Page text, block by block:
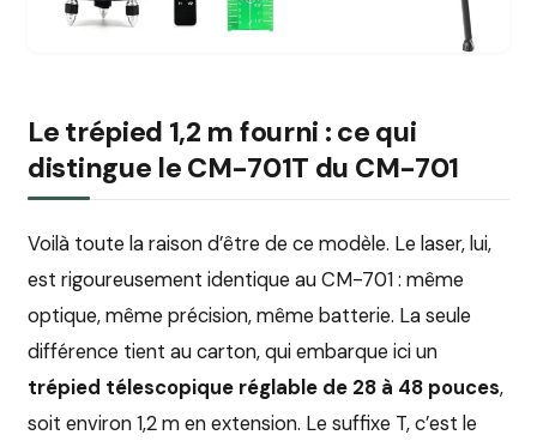
Le trépied 1,2 m fourni : ce qui
distingue le CM-701T du CM-701
Voilà toute la raison d’être de ce modèle. Le laser, lui,
est rigoureusement identique au CM-701 : même
optique, même précision, même batterie. La seule
différence tient au carton, qui embarque ici un
trépied télescopique réglable de 28 à 48 pouces,
soit environ 1,2 m en extension. Le suffixe T, c’est le